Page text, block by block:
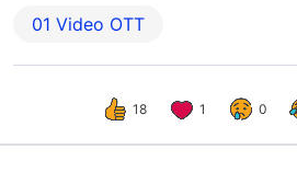
01‌ ‌Video‌ ‌OTT
18 1 0